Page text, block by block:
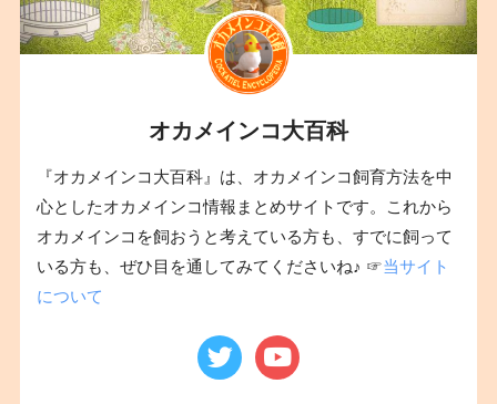
オカメインコ大百科
『オカメインコ大百科』は、オカメインコ飼育方法を中
心としたオカメインコ情報まとめサイトです。これから
オカメインコを飼おうと考えている方も、すでに飼って
いる方も、ぜひ目を通してみてくださいね♪ ☞当サイト
について